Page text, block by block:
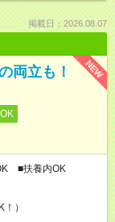
掲載日：2026.08.07
NEW
両立も！
■扶養内OK
）